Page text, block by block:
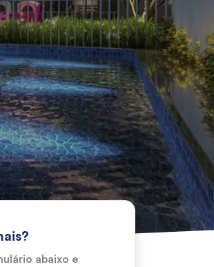
abaixo e